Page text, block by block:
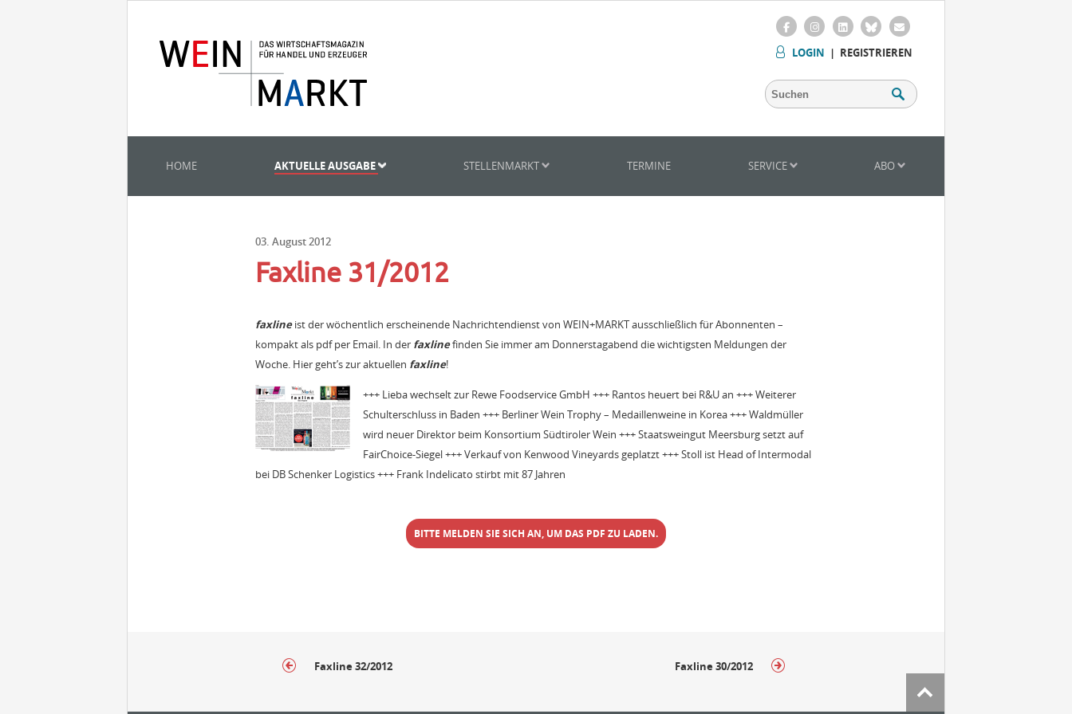
LOGIN | REGISTRIEREN
HOME AKTUELLE AUSGABE STELLENMARKT TERMINE SERVICE ABO
03. August 2012
Faxline 31/2012
faxlineist der wöchentlich erscheinende Nachrichtendienst von WEIN+MARKT ausschließlich für Abonnenten –
kompakt als pdf per Email. In der faxlinefinden Sie immer am Donnerstagabend die wichtigsten Meldungen der
Woche. Hier geht’s zur aktuellen faxline!
+++ Lieba wechselt zur Rewe Foodservice GmbH +++ Rantos heuert bei R&U an +++ Weiterer
Schulterschluss in Baden +++ Berliner Wein Trophy – Medaillenweine in Korea +++ Waldmüller
wird neuer Direktor beim Konsortium Südtiroler Wein +++ Staatsweingut Meersburg setzt auf
FairChoice-Siegel +++ Verkauf von Kenwood Vineyards geplatzt +++ Stoll ist Head of Intermodal
bei DB Schenker Logistics +++ Frank Indelicato stirbt mit 87 Jahren
BITTE MELDEN SIE SICH AN, UM DAS PDF ZU LADEN.
Faxline 32/2012 Faxline 30/2012